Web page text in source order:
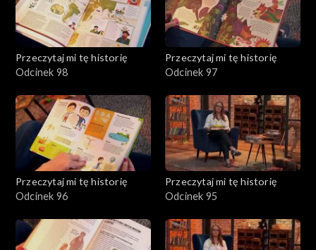
Przeczytaj mi tę historię
Odcinek 98
Przeczytaj mi tę historię
Odcinek 97
Przeczytaj mi tę historię
Odcinek 96
Przeczytaj mi tę historię
Odcinek 95